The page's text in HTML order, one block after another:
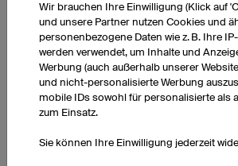
Ihrer Brust. Achten Sie darauf,
locker anliegt und
Hüftumfang (B)
Messen Sie die stärkste Stelle
wo auch Ihr Po die stärkste Stelle
hüftbreit und achten Sie
Wir brauchen Ihre Einwilligung (Klick auf
und unsere Partner nutzen Cookies und
personenbezogene Daten wie z. B. Ihre
werden verwendet, um Inhalte und
Werbung (auch außerhalb unserer
und nicht-personalisierte Werbung
mobile IDs sowohl für personalisierte als
zum Einsatz.
Sie können Ihre Einwilligung jederzeit